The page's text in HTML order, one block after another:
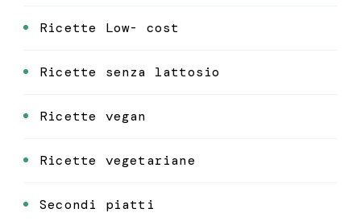
Ricette Low- cost
Ricette senza lattosio
Ricette vegan
Ricette vegetariane
Secondi piatti